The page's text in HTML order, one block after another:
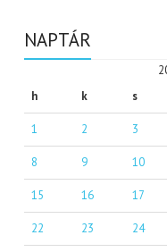
NAPTÁR
h
k s
1 2 3
8 9 10
15 16 17
22 23 24